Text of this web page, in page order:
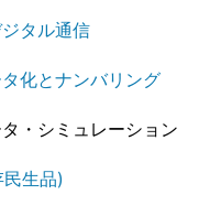
タル通信
化とナンバリング
・シミュレーション
生品)